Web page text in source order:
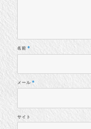
名前*
メール *
サイト